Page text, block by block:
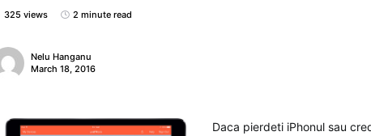
325 views 2 minute read
Nelu Hanganu
March 18, 2016
Daca pierdeti iPhonul sau